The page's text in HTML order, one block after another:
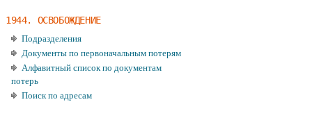
1944. ОСВОБОЖДЕНИЕ
Подразделения
Документы по первоначальным потерям
Алфавитный список по документам
потерь
Поиск по адресам